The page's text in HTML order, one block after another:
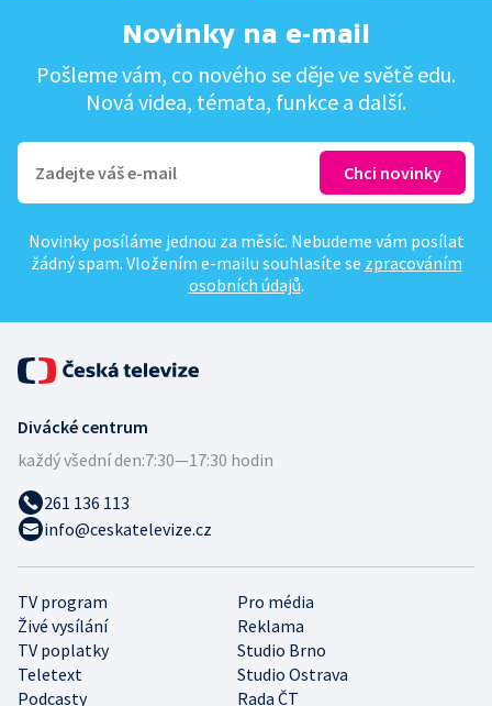
Novinky na e-mail
Pošleme vám, co nového se děje ve světě edu.
Nová videa, témata, funkce a další.
Novinky posíláme jednou za měsíc. Nebudeme vám posílat
žádný spam. Vložením e-mailu souhlasíte se zpracováním
osobních údajů.